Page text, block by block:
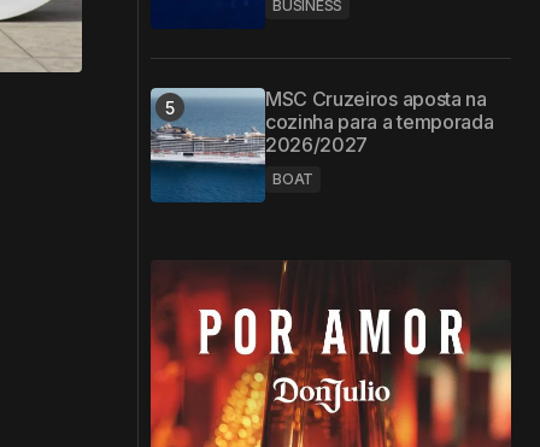
BUSINESS
MSC Cruzeiros aposta na
cozinha para a temporada
2026/2027
BOAT